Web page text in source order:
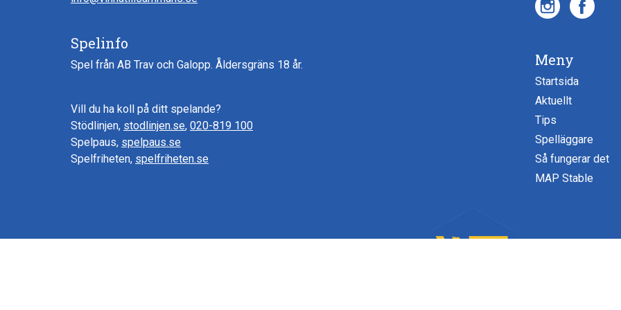
Spelinfo
Spel från AB Trav och Galopp. Åldersgräns 18 år.
Vill du ha koll på ditt spelande?
Stödlinjen, stodlinjen.se, 020-819 100
Spelpaus, spelpaus.se
Spelfriheten, spelfriheten.se
Meny
Startsida
Aktuellt
Tips
Spelläggare
Så fungerar det
MAP Stable